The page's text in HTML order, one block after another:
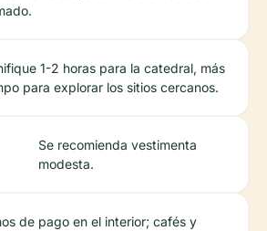
1-2 horas para la catedral, más
para explorar los sitios cercanos.
Se recomienda vestimenta
modesta.
de pago en el interior; cafés y